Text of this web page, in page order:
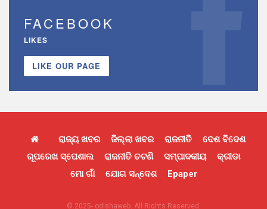
FACEBOOK
LIKES
LIKE OUR PAGE
ରାଜ୍ୟ ଖବର ଜିଲ୍ଲା ଖବର ରାଜନୀତି
ଦେଶ ବିଦେଶ
ରୂପରେଖ ସ୍ପେଶାଲ
ରାଜନୀତି ଚଟଣି ସମ୍ପାଦକୀୟ
କ୍ରୀଡା
ମୋ ଗାଁ
ଯୋଗ ସନ୍ଦେଶ Epaper
© 2025- odishaweb. All Rights Reserved.